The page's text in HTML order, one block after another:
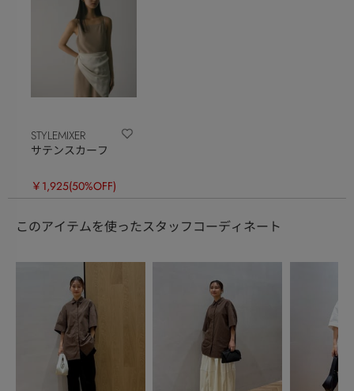
STYLEMIXER
サテンスカーフ
￥1,925(50%OFF)
このアイテムを使ったスタッフコーディネート